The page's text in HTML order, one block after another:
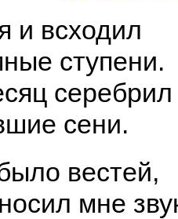
и всходил
ступени.
серебрил
сени.
вестей,
мне